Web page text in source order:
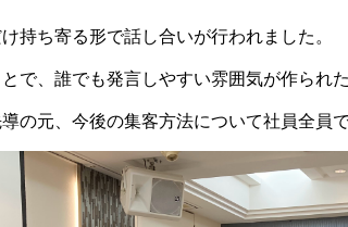
持ち寄る形で話し合いが行われました。
で、誰でも発言しやすい雰囲気が作られた
の元、今後の集客方法について社員全員